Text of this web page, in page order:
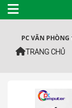
PC VĂN
TRANG CHỦ